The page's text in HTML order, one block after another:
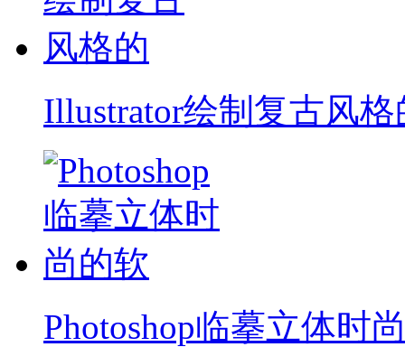
Illustrator绘制复古风格
Photoshop临摹立体时